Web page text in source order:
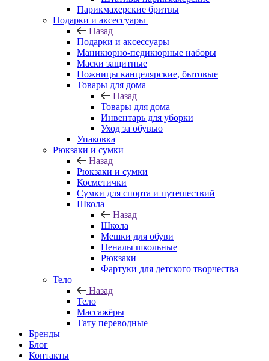
Парикмахерские бритвы
Подарки и аксессуары
Назад
Подарки и аксессуары
Маникюрно-педикюрные наборы
Маски защитные
Ножницы канцелярские, бытовые
Товары для дома
Назад
Товары для дома
Инвентарь для уборки
Уход за обувью
Упаковка
Рюкзаки и сумки
Назад
Рюкзаки и сумки
Косметички
Сумки для спорта и путешествий
Школа
Назад
Школа
Мешки для обуви
Пеналы школьные
Рюкзаки
Фартуки для детского творчества
Тело
Назад
Тело
Массажёры
Тату переводные
Бренды
Блог
Контакты